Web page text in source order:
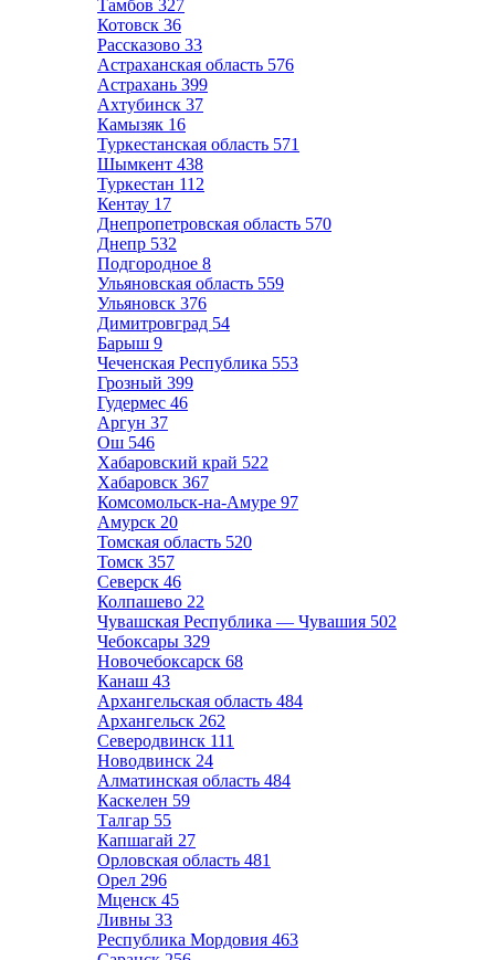
Тамбов 327
Котовск 36
Рассказово 33
Астраханская область 576
Астрахань 399
Ахтубинск 37
Камызяк 16
Туркестанская область 571
Шымкент 438
Туркестан 112
Кентау 17
Днепропетровская область 570
Днепр 532
Подгородное 8
Ульяновская область 559
Ульяновск 376
Димитровград 54
Барыш 9
Чеченская Республика 553
Грозный 399
Гудермес 46
Аргун 37
Ош 546
Хабаровский край 522
Хабаровск 367
Комсомольск-на-Амуре 97
Амурск 20
Томская область 520
Томск 357
Северск 46
Колпашево 22
Чувашская Республика — Чувашия 502
Чебоксары 329
Новочебоксарск 68
Канаш 43
Архангельская область 484
Архангельск 262
Северодвинск 111
Новодвинск 24
Алматинская область 484
Каскелен 59
Талгар 55
Капшагай 27
Орловская область 481
Орел 296
Мценск 45
Ливны 33
Республика Мордовия 463